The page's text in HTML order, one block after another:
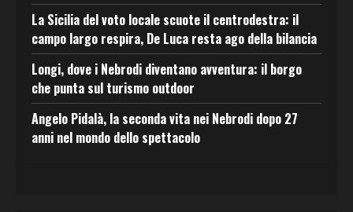
La Sicilia del voto locale scuote il centrodestra: il
campo largo respira, De Luca resta ago della bilancia
Longi, dove i Nebrodi diventano avventura: il borgo
che punta sul turismo outdoor
Angelo Pidalà, la seconda vita nei Nebrodi dopo 27
anni nel mondo dello spettacolo